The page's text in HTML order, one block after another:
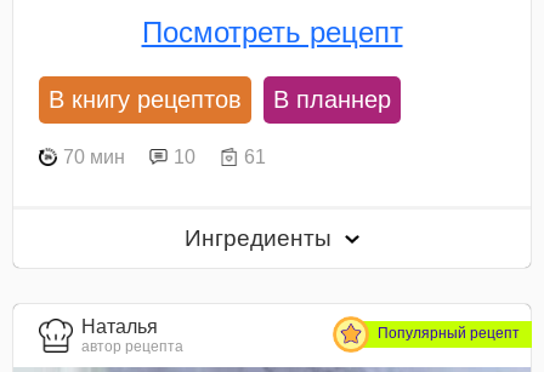
Посмотреть рецепт
В книгу рецептов В планнер
70 мин 10 61
Ингредиенты
Наталья
автор рецепта
Популярный рецепт